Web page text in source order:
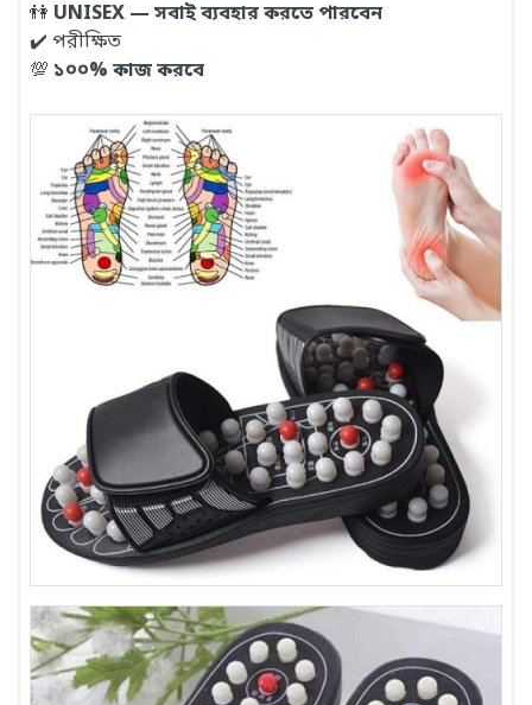
👫 UNISEX — সবাই ব্যবহার করতে পারবেন
✔️ পরীক্ষিত
💯 ১০০% কাজ করবে